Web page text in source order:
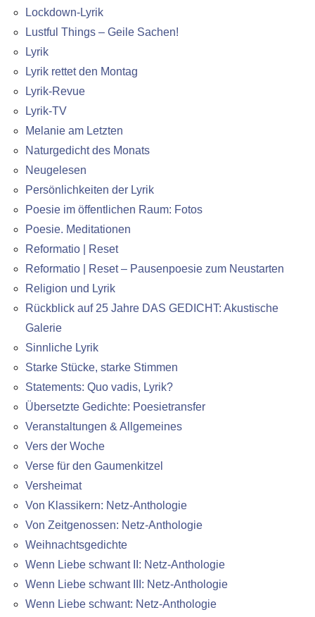
Lockdown-Lyrik
Lustful Things – Geile Sachen!
Lyrik
Lyrik rettet den Montag
Lyrik-Revue
Lyrik-TV
Melanie am Letzten
Naturgedicht des Monats
Neugelesen
Persönlichkeiten der Lyrik
Poesie im öffentlichen Raum: Fotos
Poesie. Meditationen
Reformatio | Reset
Reformatio | Reset – Pausenpoesie zum Neustarten
Religion und Lyrik
Rückblick auf 25 Jahre DAS GEDICHT: Akustische
Galerie
Sinnliche Lyrik
Starke Stücke, starke Stimmen
Statements: Quo vadis, Lyrik?
Übersetzte Gedichte: Poesietransfer
Veranstaltungen & Allgemeines
Vers der Woche
Verse für den Gaumenkitzel
Versheimat
Von Klassikern: Netz-Anthologie
Von Zeitgenossen: Netz-Anthologie
Weihnachtsgedichte
Wenn Liebe schwant II: Netz-Anthologie
Wenn Liebe schwant III: Netz-Anthologie
Wenn Liebe schwant: Netz-Anthologie